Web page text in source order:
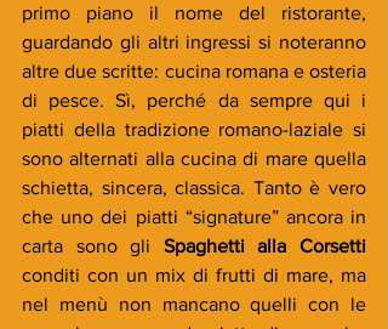
primo piano il nome del ristorante,
guardando gli altri ingressi si noteranno
altre due scritte: cucina romana e osteria
di pesce. Sì, perché da sempre qui i
piatti della tradizione romano-laziale si
sono alternati alla cucina di mare quella
schietta, sincera, classica. Tanto è vero
che uno dei piatti “signature” ancora in
carta sono gli Spaghetti alla Corsetti
conditi con un mix di frutti di mare, ma
nel menù non mancano quelli con le